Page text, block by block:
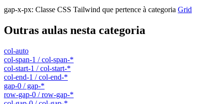
gap-x-px: Classe CSS Tailwind que pertence à categoria Grid
Outras aulas nesta categoria
col-auto
col-span-1 / col-span-*
col-start-1 / col-start-*
col-end-1 / col-end-*
gap-0 / gap-*
row-gap-0 / row-gap-*